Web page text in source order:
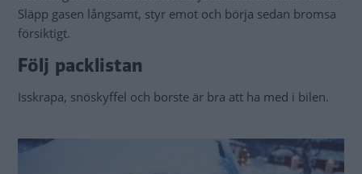
Släpp gasen långsamt, styr emot och börja sedan bromsa
försiktigt.
Följ packlistan
Isskrapa, snöskyffel och borste är bra att ha med i bilen.